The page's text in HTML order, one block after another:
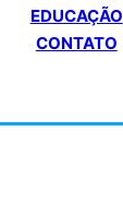
EDUCAÇÃO
CONTATO